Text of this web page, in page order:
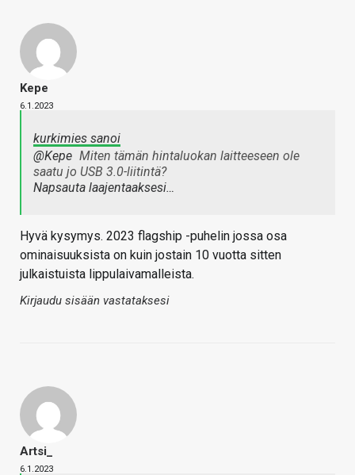
Kepe
6.1.2023
kurkimies sanoi
@Kepe Miten tämän hintaluokan laitteeseen ole
saatu jo USB 3.0-liitintä?
Napsauta laajentaaksesi…
Hyvä kysymys. 2023 flagship -puhelin jossa osa
ominaisuuksista on kuin jostain 10 vuotta sitten
julkaistuista lippulaivamalleista.
Kirjaudu sisään vastataksesi
Artsi_
6.1.2023